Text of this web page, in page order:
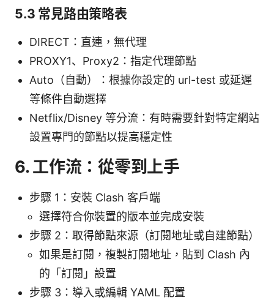
5.3 常見路由策略表
DIRECT：直連，無代理
PROXY1、Proxy2：指定代理節點
Auto（自動）：根據你設定的 url-test 或延遲
等條件自動選擇
Netflix/Disney 等分流：有時需要針對特定網站
設置專門的節點以提高穩定性
6. 工作流：從零到上手
步驟 1：安裝 Clash 客戶端
選擇符合你裝置的版本並完成安裝
步驟 2：取得節點來源（訂閱地址或自建節點）
如果是訂閱，複製訂閱地址，貼到 Clash 內
的「訂閱」設置
步驟 3：導入或編輯 YAML 配置